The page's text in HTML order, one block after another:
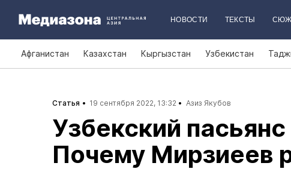
НОВОСТИ ТЕКСТЫ
Афганистан Казахстан Кыргызстан Узбекистан
Статья 19 сентября 2022, 13:32 Азиз Якубов
Узбекский
Почему Мирзиеев